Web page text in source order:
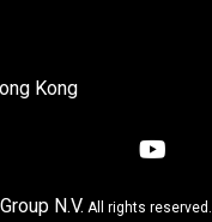
Kong
N.V. All rights reserved.